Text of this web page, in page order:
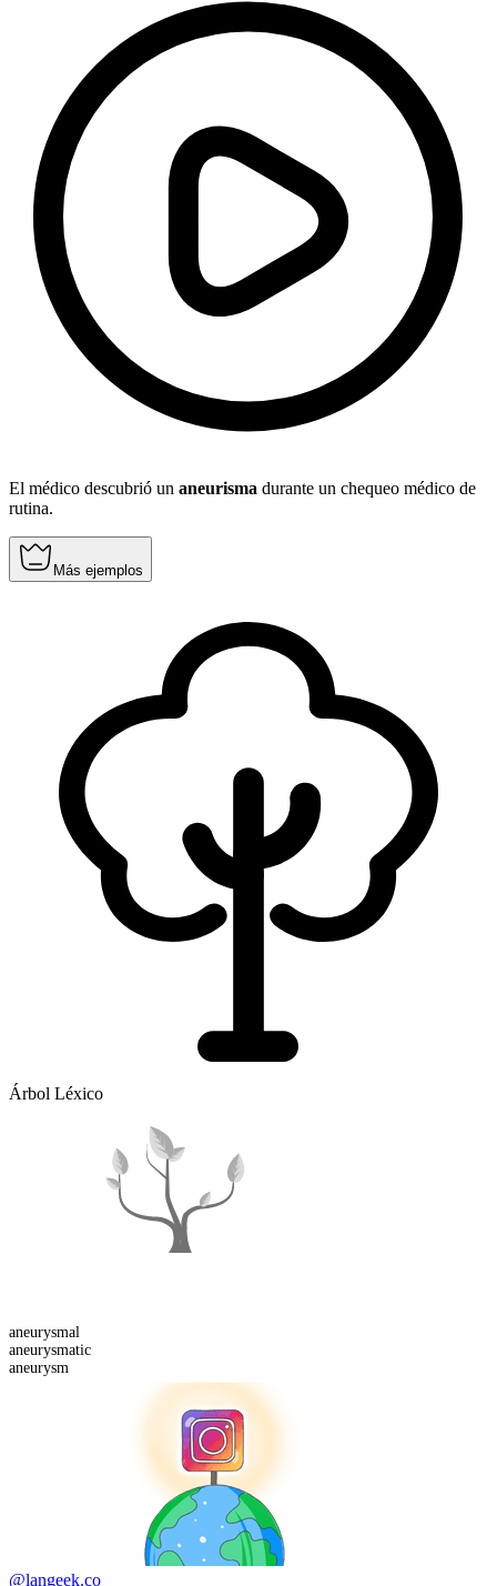
El médico descubrió un aneurisma durante un chequeo médico de
rutina.
Más ejemplos
Árbol Léxico
aneurysmal
aneurysmatic
aneurysm
@langeek.co